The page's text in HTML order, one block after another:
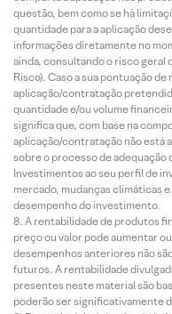
questão, bem como se há
quantidade para a aplicação
informações diretamente no
ainda, consultando o risco geral
Risco). Caso a sua pontuação
aplicação/contratação
quantidade e/ou volume
significa que, com base na
aplicação/contratação não está
sobre o processo de
Investimentos ao seu perfil de
mercado, mudanças climáticas
desempenho do investimento.
A rentabilidade de produtos
preço ou valor pode aumentar
desempenhos anteriores não
futuros. A rentabilidade
presentes neste material são
poderão ser significativamente